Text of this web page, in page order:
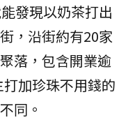
發現以奶茶打出
，沿街約有20家
落，包含開業逾
打加珍珠不用錢的
同。